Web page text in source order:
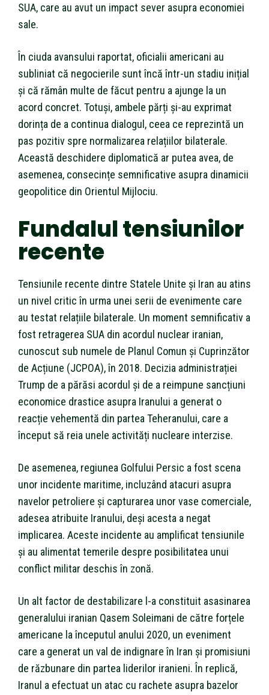
SUA, care au avut un impact sever asupra economiei
sale.
În ciuda avansului raportat, oficialii americani au
subliniat că negocierile sunt încă într-un stadiu inițial
și că rămân multe de făcut pentru a ajunge la un
acord concret. Totuși, ambele părți și-au exprimat
dorința de a continua dialogul, ceea ce reprezintă un
pas pozitiv spre normalizarea relațiilor bilaterale.
Această deschidere diplomatică ar putea avea, de
asemenea, consecințe semnificative asupra dinamicii
geopolitice din Orientul Mijlociu.
Fundalul tensiunilor
recente
Tensiunile recente dintre Statele Unite și Iran au atins
un nivel critic în urma unei serii de evenimente care
au testat relațiile bilaterale. Un moment semnificativ a
fost retragerea SUA din acordul nuclear iranian,
cunoscut sub numele de Planul Comun și Cuprinzător
de Acțiune (JCPOA), în 2018. Decizia administrației
Trump de a părăsi acordul și de a reimpune sancțiuni
economice drastice asupra Iranului a generat o
reacție vehementă din partea Teheranului, care a
început să reia unele activități nucleare interzise.
De asemenea, regiunea Golfului Persic a fost scena
unor incidente maritime, incluzând atacuri asupra
navelor petroliere și capturarea unor vase comerciale,
adesea atribuite Iranului, deși acesta a negat
implicarea. Aceste incidente au amplificat tensiunile
și au alimentat temerile despre posibilitatea unui
conflict militar deschis în zonă.
Un alt factor de destabilizare l-a constituit asasinarea
generalului iranian Qasem Soleimani de către forțele
americane la începutul anului 2020, un eveniment
care a generat un val de indignare în Iran și promisiuni
de răzbunare din partea liderilor iranieni. În replică,
Iranul a efectuat un atac cu rachete asupra bazelor